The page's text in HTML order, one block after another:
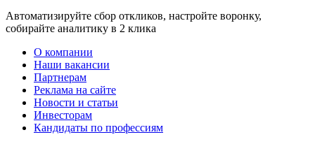
Автоматизируйте сбор откликов, настройте воронку,
собирайте аналитику в 2 клика
О компании
Наши вакансии
Партнерам
Реклама на сайте
Новости и статьи
Инвесторам
Кандидаты по профессиям